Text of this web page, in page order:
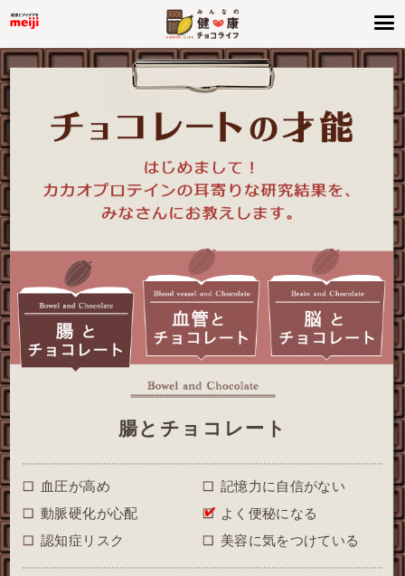
腸とチョコレート
血圧が高め
記憶力に自信がない
動脈硬化が心配
よく便秘になる
認知症リスク
美容に気をつけている